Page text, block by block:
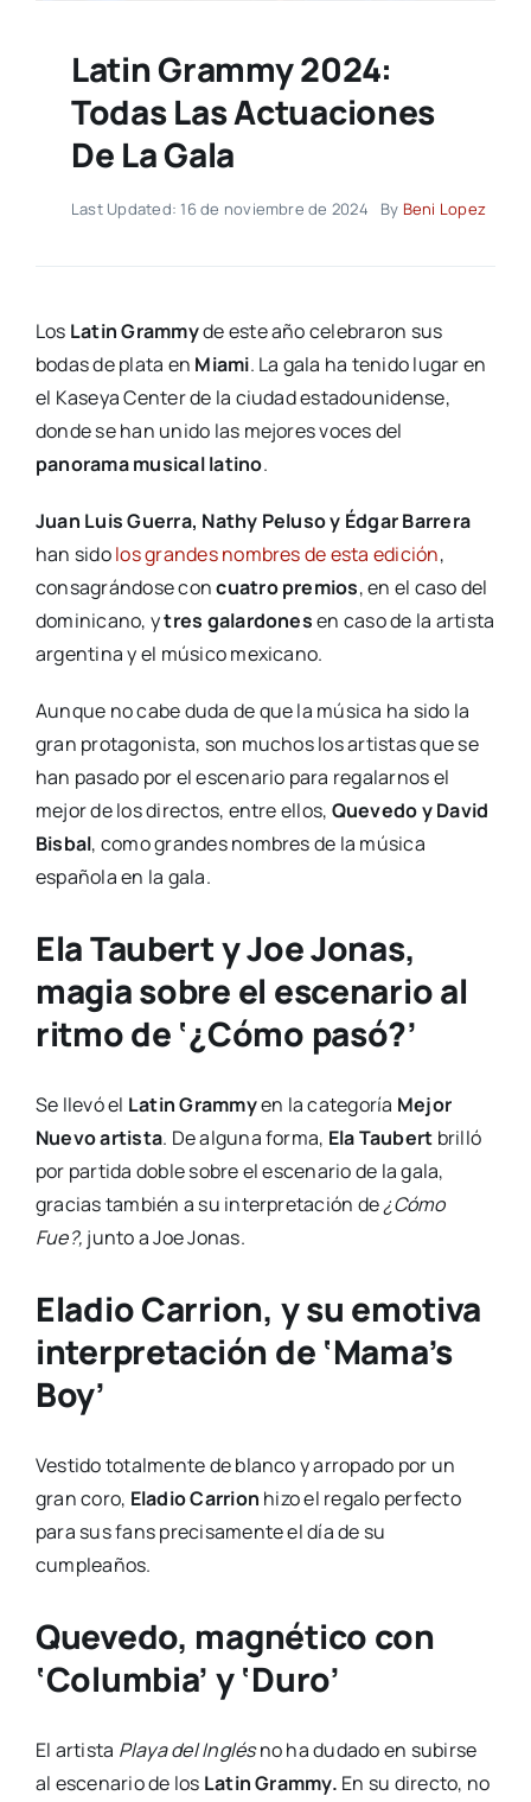
Latin Grammy 2024:
Todas Las Actuaciones
De La Gala
Last Updated: 16 de noviembre de 2024 By Beni Lopez
Los Latin Grammyde este año celebraron sus
bodas de plata en Miami. La gala ha tenido lugar en
el Kaseya Center de la ciudad estadounidense,
donde se han unido las mejores voces del
panorama musical latino.
Juan Luis Guerra, Nathy Peluso y Édgar Barrera
han sidolos grandes nombres de esta edición,
consagrándose concuatro premios, en el caso del
dominicano, ytres galardonesen caso de la artista
argentina y el músico mexicano.
Aunque no cabe duda de que la música ha sido la
gran protagonista, son muchos los artistas que se
han pasado por el escenario para regalarnos el
mejor de los directos, entre ellos, Quevedo y David
Bisbal, como grandes nombres de la música
española en la gala.
Ela Taubert y Joe Jonas,
magia sobre el escenario al
ritmo de ‘¿Cómo pasó?’
Se llevó el Latin Grammyen la categoría Mejor
Nuevo artista. De alguna forma, Ela Taubert brilló
por partida doble sobre el escenario de la gala,
gracias también a su interpretación de¿Cómo
Fue?, junto a Joe Jonas.
Eladio Carrion, y su emotiva
interpretación de ‘Mama’s
Boy’
Vestido totalmente de blanco y arropado por un
gran coro, Eladio Carrion hizo el regalo perfecto
para sus fans precisamente el día de su
cumpleaños.
Quevedo, magnético con
‘Columbia’ y ‘Duro’
El artista Playa del Inglésno ha dudado en subirse
al escenario de los Latin Grammy. En su directo, no